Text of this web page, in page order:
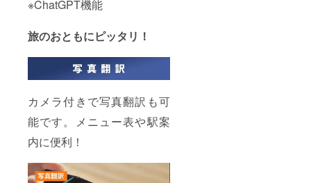
※ChatGPT機能
旅のおともにピッタリ！
カメラ付きで写真翻訳も可
能です。メニュー表や駅案
内に便利！